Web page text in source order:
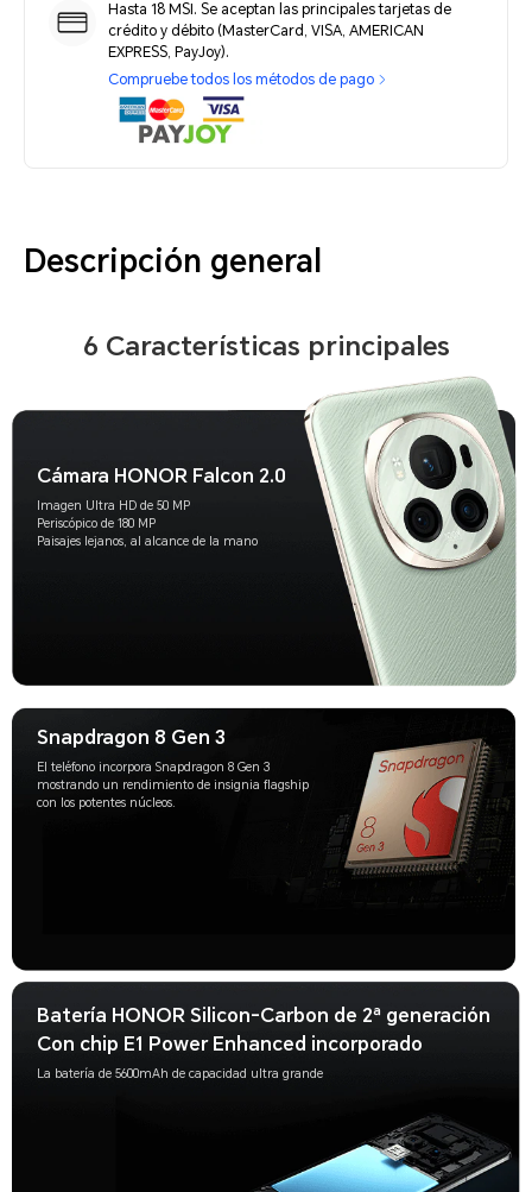
Hasta 18 MSI. Se aceptan las principales tarjetas de
crédito y débito (MasterCard, VISA, AMERICAN
EXPRESS, PayJoy).
Compruebe todos los métodos de pago
Descripción general
6 Características principales
Cámara HONOR Falcon 2.0
Imagen Ultra HD de 50 MP
Periscópico de 180 MP
Paisajes lejanos, al alcance de la mano
Snapdragon 8 Gen 3
El teléfono incorpora Snapdragon 8 Gen 3
mostrando un rendimiento de insignia flagship
con los potentes núcleos.
Batería HONOR Silicon-Carbon de 2ª generación
Con chip E1 Power Enhanced incorporado
La batería de 5600mAh de capacidad ultra grande